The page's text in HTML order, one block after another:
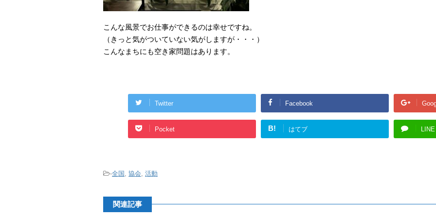
こんな風景でお仕事ができるのは幸せですね。
（きっと気がついていない気がしますが・・・）
こんなまちにも空き家問題はあります。
Twitter Facebook
Pocket B! はてブ LINE
-全国 , 協会, 活動
関連記事